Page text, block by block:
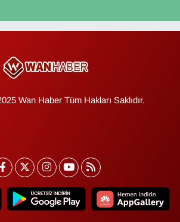
Wan Haber Tüm Hakları Saklıdır.